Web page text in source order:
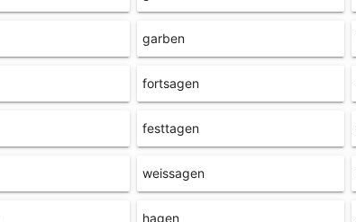
garben
fortsagen
festtagen
weissagen
hagen